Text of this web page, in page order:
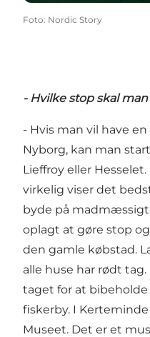
Foto: Nordic Story
- Hvilke stop skal
- Hvis man vil have
Nyborg, kan man
Lieffroy eller Hesselet
virkelig viser det
byde på
oplagt at gøre stop
den gamle købstad.
alle huse har rødt
taget for at
fiskerby. I
Museet. Det er et